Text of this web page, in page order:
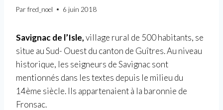
Par fred_noel 6 juin 2018
Savignac de l’Isle,village rural de 500 habitants, se
situe au Sud- Ouest du canton de Guîtres. Au niveau
historique, les seigneurs de Savignac sont
mentionnés dans les textes depuis le milieu du
14ème siècle. Ils appartenaient à la baronnie de
Fronsac.